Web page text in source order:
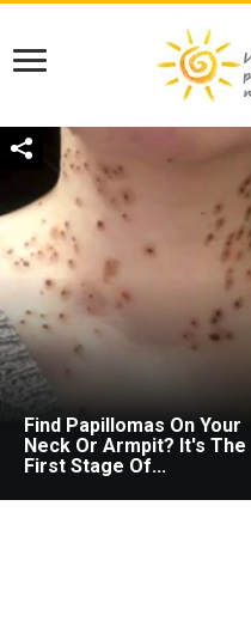
Find Papillomas On Your
Neck Or Armpit? It's The
First Stage Of...